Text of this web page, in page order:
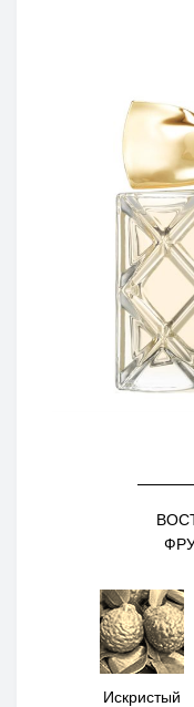
Искристый